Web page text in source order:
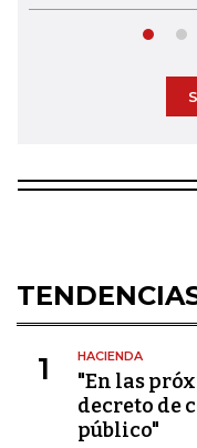
1 HACIENDA
"En las
decreto de
público"